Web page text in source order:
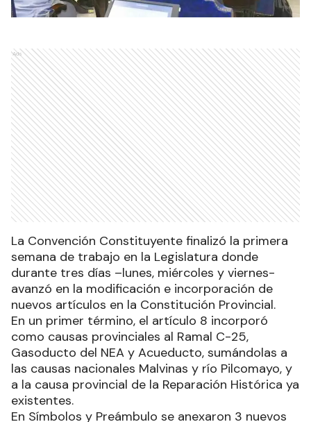
Ads
La Convención Constituyente finalizó la primera
semana de trabajo en la Legislatura donde
durante tres días –lunes, miércoles y viernes-
avanzó en la modificación e incorporación de
nuevos artículos en la Constitución Provincial.
En un primer término, el artículo 8 incorporó
como causas provinciales al Ramal C-25,
Gasoducto del NEA y Acueducto, sumándolas a
las causas nacionales Malvinas y río Pilcomayo, y
a la causa provincial de la Reparación Histórica ya
existentes.
En Símbolos y Preámbulo se anexaron 3 nuevos